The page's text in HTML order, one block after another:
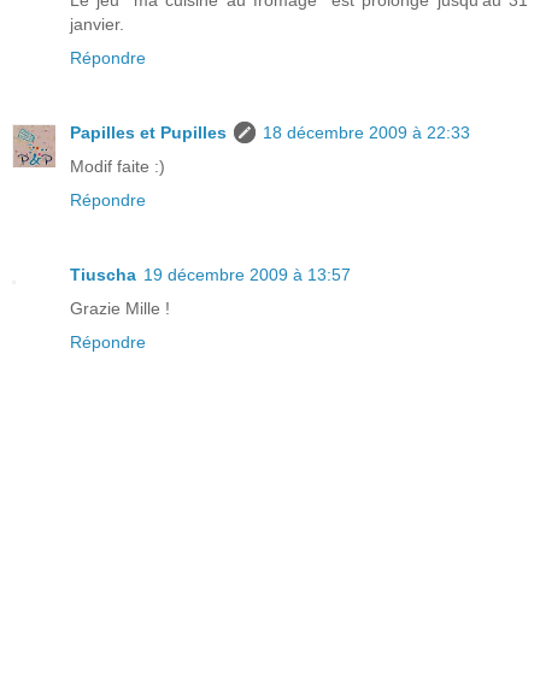
janvier.
Répondre
Papilles et Pupilles
18 décembre 2009 à 22:33
Modif faite :)
Répondre
Tiuscha 19 décembre 2009 à 13:57
Grazie Mille !
Répondre